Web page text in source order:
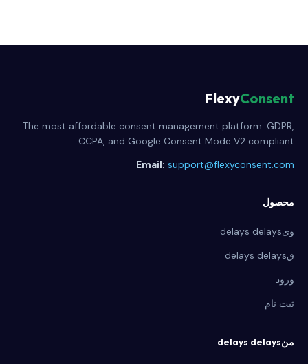
FlexyConsent
The most affordable consent management platform. GDPR,
CCPA, and Google Consent Mode V2 compliant.
Email: support@flexyconsent.com
محصول
ویdelays delays
قdelays delays
ورود
ثبت نام
منdelays delays